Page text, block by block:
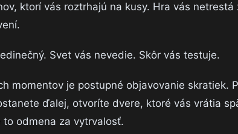
ktorí vás roztrhajú na kusy. Hra vás
Svet vás nevedie. Skôr vás testuje.
momentov je postupné objavovanie skratiek.
ďalej, otvoríte dvere, ktoré vás vrátia
odmena za vytrvalosť.